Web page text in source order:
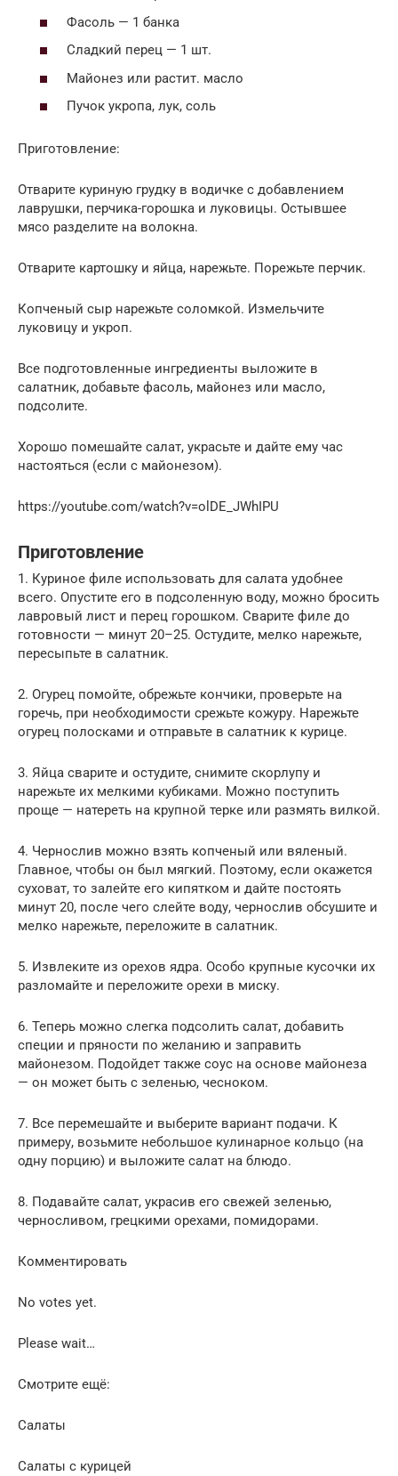
Фасоль — 1 банка
Сладкий перец — 1 шт.
Майонез или растит. масло
Пучок укропа, лук, соль
Приготовление:
Отварите куриную грудку в водичке с добавлением
лаврушки, перчика-горошка и луковицы. Остывшее
мясо разделите на волокна.
Отварите картошку и яйца, нарежьте. Порежьте перчик.
Копченый сыр нарежьте соломкой. Измельчите
луковицу и укроп.
Все подготовленные ингредиенты выложите в
салатник, добавьте фасоль, майонез или масло,
подсолите.
Хорошо помешайте салат, украсьте и дайте ему час
настояться (если с майонезом).
https://youtube.com/watch?v=olDE_JWhIPU
Приготовление
1. Куриное филе использовать для салата удобнее
всего. Опустите его в подсоленную воду, можно бросить
лавровый лист и перец горошком. Сварите филе до
готовности — минут 20–25. Остудите, мелко нарежьте,
пересыпьте в салатник.
2. Огурец помойте, обрежьте кончики, проверьте на
горечь, при необходимости срежьте кожуру. Нарежьте
огурец полосками и отправьте в салатник к курице.
3. Яйца сварите и остудите, снимите скорлупу и
нарежьте их мелкими кубиками. Можно поступить
проще — натереть на крупной терке или размять вилкой.
4. Чернослив можно взять копченый или вяленый.
Главное, чтобы он был мягкий. Поэтому, если окажется
суховат, то залейте его кипятком и дайте постоять
минут 20, после чего слейте воду, чернослив обсушите и
мелко нарежьте, переложите в салатник.
5. Извлеките из орехов ядра. Особо крупные кусочки их
разломайте и переложите орехи в миску.
6. Теперь можно слегка подсолить салат, добавить
специи и пряности по желанию и заправить
майонезом. Подойдет также соус на основе майонеза
— он может быть с зеленью, чесноком.
7. Все перемешайте и выберите вариант подачи. К
примеру, возьмите небольшое кулинарное кольцо (на
одну порцию) и выложите салат на блюдо.
8. Подавайте салат, украсив его свежей зеленью,
черносливом, грецкими орехами, помидорами.
Комментировать
No votes yet.
Please wait…
Смотрите ещё:
Салаты
Салаты с курицей